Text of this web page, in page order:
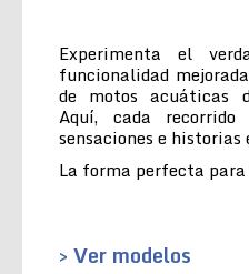
Experimenta el
funcionalidad
de motos acuáticas
Aquí, cada
sensaciones e
La forma perfecta
> Ver modelos